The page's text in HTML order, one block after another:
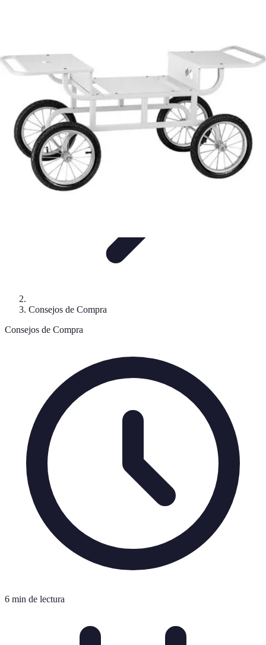
Black Friday en Línea
Consejos de Compra
Consejos de Compra
6 min de lectura